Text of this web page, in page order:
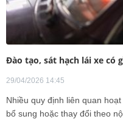
Đào tạo, sát hạch lái xe có
29/04/2026 14:45
Nhiều quy định liên quan
bổ sung hoặc thay đổi theo